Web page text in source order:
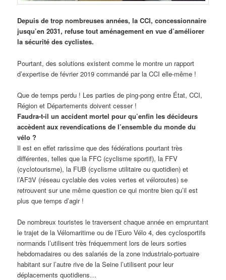
Depuis de trop nombreuses années, la CCI, concessionnaire
jusqu’en 2031, refuse tout aménagement en vue d’améliorer
la sécurité des cyclistes.
Pourtant, des solutions existent comme le montre un rapport
d’expertise de février 2019 commandé par la CCI elle-même !
Que de temps perdu ! Les parties de ping-pong entre État, CCI,
Région et Départements doivent cesser !
Faudra-t-il un accident mortel pour qu’enfin les décideurs
accèdent aux revendications de l’ensemble du monde du
vélo ?
Il est en effet rarissime que des fédérations pourtant très
différentes, telles que la FFC (cyclisme sportif), la FFV
(cyclotourisme), la FUB (cyclisme utilitaire ou quotidien) et
l’AF3V (réseau cyclable des voies vertes et véloroutes) se
retrouvent sur une même question ce qui montre bien qu’il est
plus que temps d’agir !
De nombreux touristes le traversent chaque année en empruntant
le trajet de la Vélomaritime ou de l’Euro Vélo 4, des cyclosportifs
normands l’utilisent très fréquemment lors de leurs sorties
hebdomadaires ou des salariés de la zone industrialo-portuaire
habitant sur l’autre rive de la Seine l’utilisent pour leur
déplacements quotidiens…